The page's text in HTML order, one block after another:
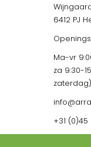
6412 PJ
Ma-vr
za 9:30-
zaterdag)
+31 (0)45